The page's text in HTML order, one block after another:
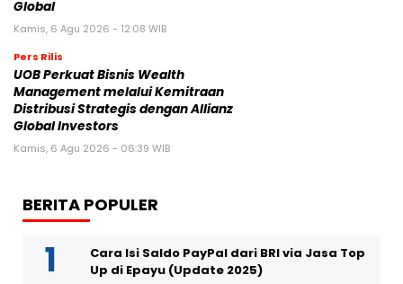
Global
Kamis, 6 Agu 2026 - 12:08 WIB
Pers Rilis
UOB Perkuat Bisnis Wealth
Management melalui Kemitraan
Distribusi Strategis dengan Allianz
Global Investors
Kamis, 6 Agu 2026 - 06:39 WIB
BERITA POPULER
Cara Isi Saldo PayPal dari BRI via Jasa Top
Up di Epayu (Update 2025)